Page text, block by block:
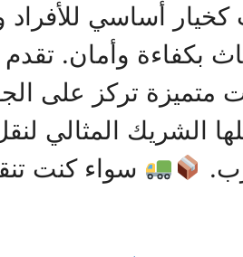
أساسي للأفراد
بكفاءة وأمان.
تركز على
الشريك المثالي
سواء كنت